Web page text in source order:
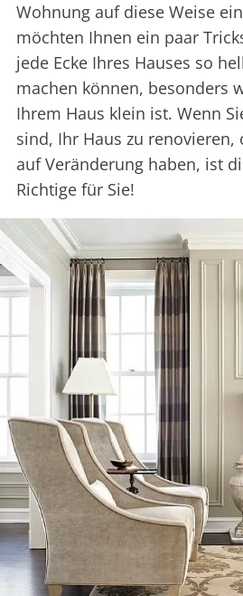
Wohnung auf diese Weise
möchten Ihnen ein paar
jede Ecke Ihres Hauses so
machen können, besonders
Ihrem Haus klein ist. Wenn
sind, Ihr Haus zu renovieren,
auf Veränderung haben, ist
Richtige für Sie!